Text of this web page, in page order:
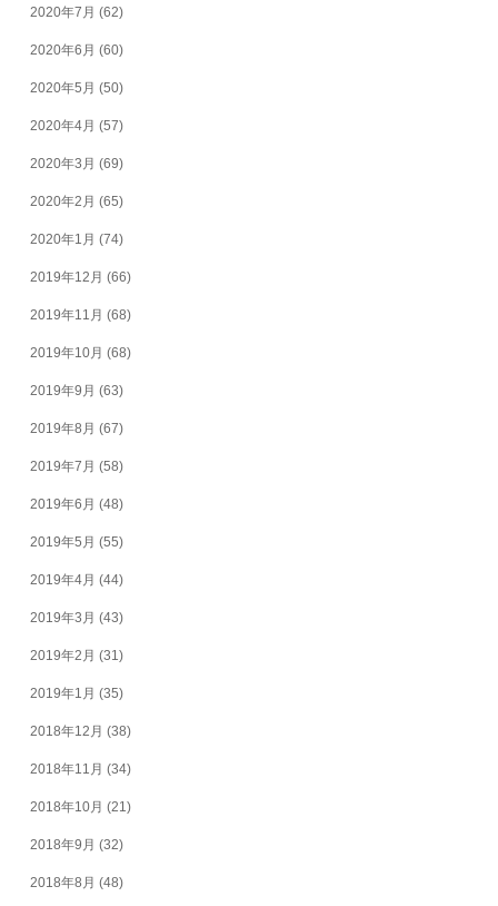
2020年7月 (62)
2020年6月 (60)
2020年5月 (50)
2020年4月 (57)
2020年3月 (69)
2020年2月 (65)
2020年1月 (74)
2019年12月 (66)
2019年11月 (68)
2019年10月 (68)
2019年9月 (63)
2019年8月 (67)
2019年7月 (58)
2019年6月 (48)
2019年5月 (55)
2019年4月 (44)
2019年3月 (43)
2019年2月 (31)
2019年1月 (35)
2018年12月 (38)
2018年11月 (34)
2018年10月 (21)
2018年9月 (32)
2018年8月 (48)